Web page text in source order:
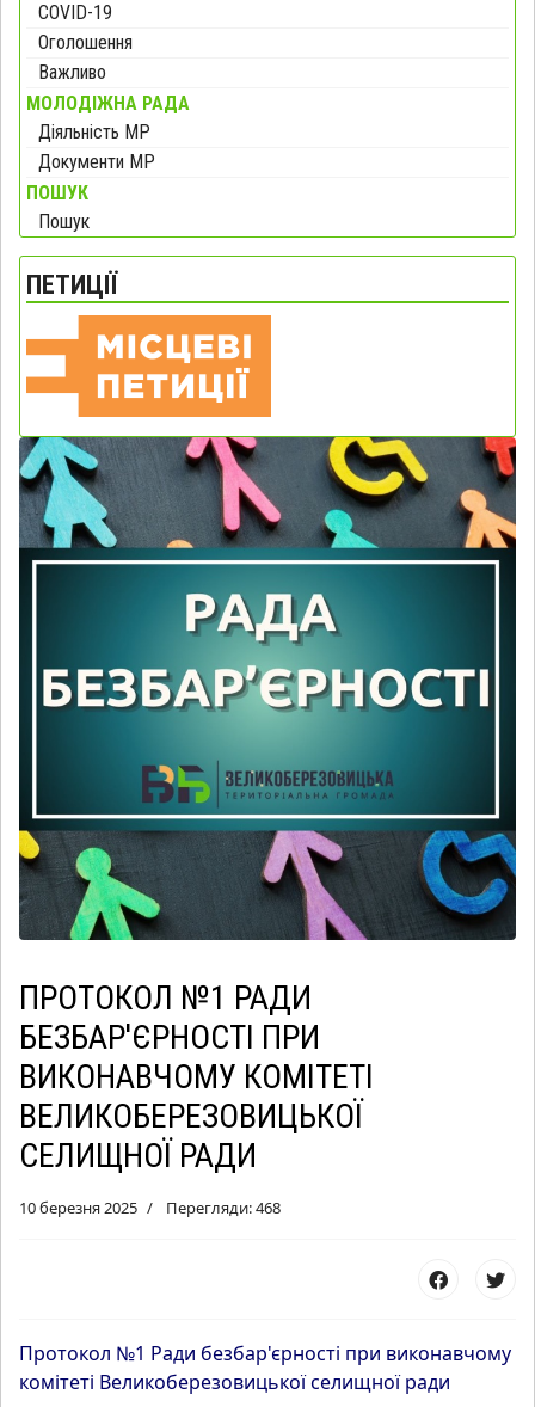
COVID-19
Оголошення
Важливо
МОЛОДІЖНА РАДА
Діяльність МР
Документи МР
ПОШУК
Пошук
ПЕТИЦІЇ
ПРОТОКОЛ №1 РАДИ
БЕЗБАР'ЄРНОСТІ ПРИ
ВИКОНАВЧОМУ КОМІТЕТІ
ВЕЛИКОБЕРЕЗОВИЦЬКОЇ
СЕЛИЩНОЇ РАДИ
10 березня 2025 Перегляди: 468
Протокол №1 Ради безбар'єрності при виконавчому
комітеті Великоберезовицької селищної ради